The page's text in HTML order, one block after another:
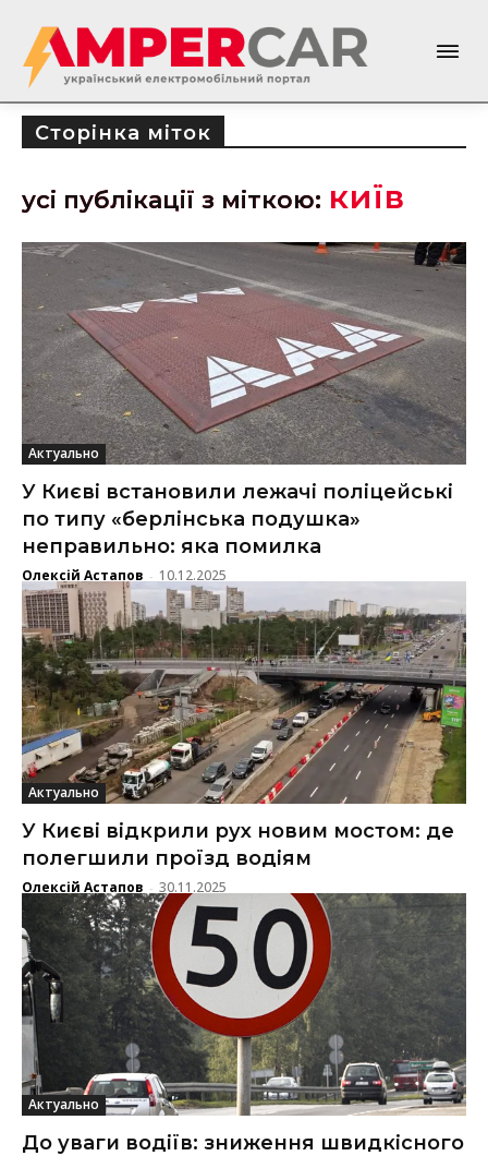
Сторінка міток
усі публікації з міткою: київ
Актуально
У Києві встановили лежачі поліцейські
по типу «берлінська подушка»
неправильно: яка помилка
Олексій Астапов - 10.12.2025
Актуально
У Києві відкрили рух новим мостом: де
полегшили проїзд водіям
Олексій Астапов - 30.11.2025
Актуально
До уваги водіїв: зниження швидкісного